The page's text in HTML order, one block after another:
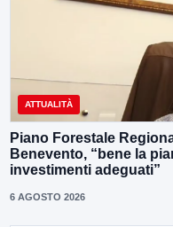
ATTUALITÀ
Piano Forestale
Benevento, “bene la
investimenti adeguati”
6 AGOSTO 2026